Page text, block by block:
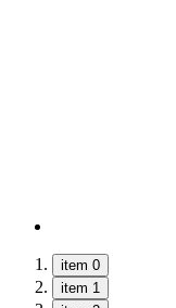
item 0
item 1